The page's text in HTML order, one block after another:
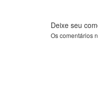
Deixe seu
Os comentários